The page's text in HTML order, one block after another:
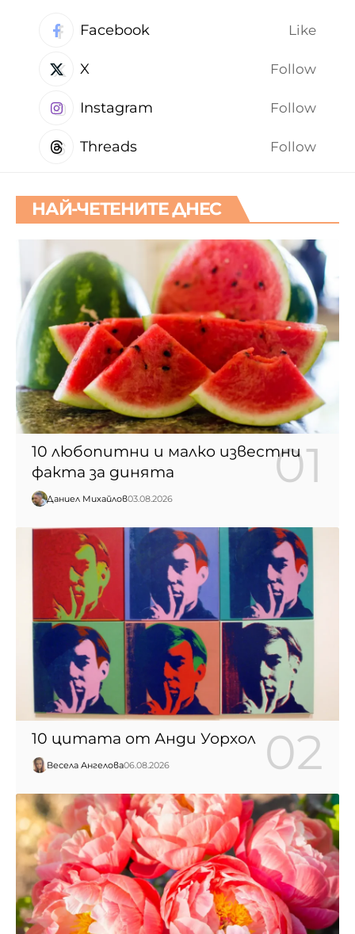
Facebook Like
X Follow
Instagram Follow
Threads Follow
НАЙ-ЧЕТЕНИТЕ ДНЕС
10 любопитни и малко известни
факта за динята
Даниел Михайлов03.08.2026
10 цитата от Анди Уорхол
Весела Ангелова06.08.2026